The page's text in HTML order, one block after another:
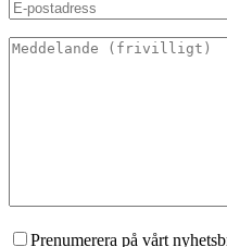
Prenumerera på vårt